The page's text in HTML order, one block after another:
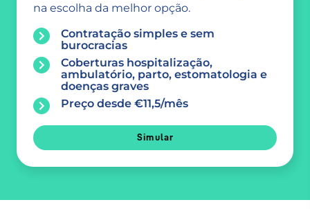
na escolha da melhor opção.
Contratação simples e sem
burocracias
Coberturas hospitalização,
ambulatório, parto, estomatologia e
doenças graves
Preço desde €11,5/mês
Simular